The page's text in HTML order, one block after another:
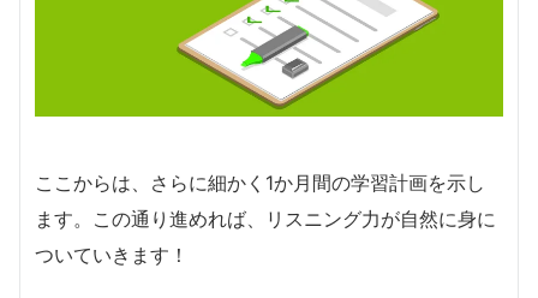
ここからは、さらに細かく1か月間の学習計画を示し
ます。この通り進めれば、リスニング力が自然に身に
ついていきます！